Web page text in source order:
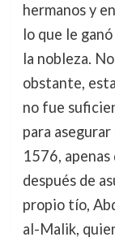
hermanos y
lo que le
la nobleza. No
obstante,
no fue
para
1576, apenas
después de
propio tío,
al-Malik,